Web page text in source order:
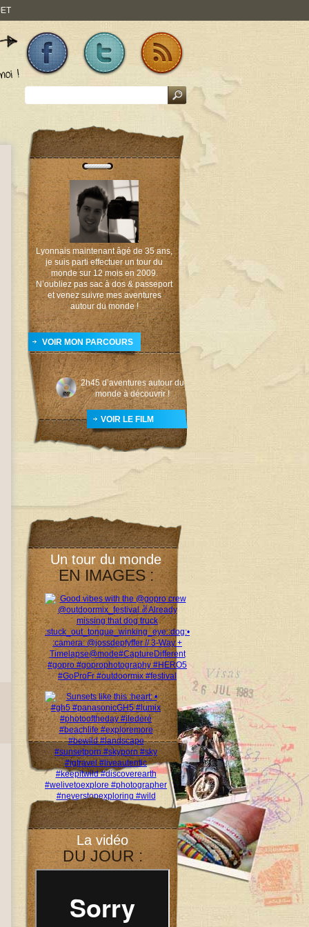
Lyonnais maintenant âgé de 35 ans,
je suis parti effectuer un tour du
monde sur 12 mois en 2009.
N’oubliez pas sac à dos & passeport
et venez suivre mes aventures
autour du monde !
VOIR MON PARCOURS
2h45 d’aventures autour du
monde à découvrir !
VOIR LE FILM
Un tour du monde
EN IMAGES :
La vidéo
DU JOUR :